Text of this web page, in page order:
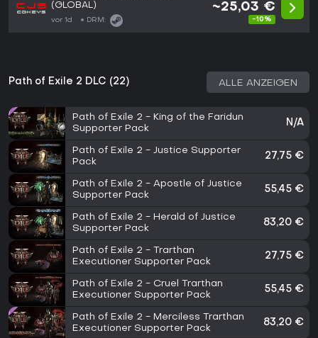
(GLOBAL)
vor 1d DRM:
~25,03 €
-10%
Path of Exile 2 DLC (22) ALLE ANZEIGEN
Path of Exile 2 - King of the Faridun
Supporter Pack
N/A
Path of Exile 2 - Justice Supporter
Pack
27,75 €
Path of Exile 2 - Apostle of Justice
Supporter Pack
55,45 €
Path of Exile 2 - Herald of Justice
Supporter Pack
83,20 €
Path of Exile 2 - Trarthan
Executioner Supporter Pack
27,75 €
Path of Exile 2 - Cruel Trarthan
Executioner Supporter Pack
55,45 €
Path of Exile 2 - Merciless Trarthan
Executioner Supporter Pack
83,20 €